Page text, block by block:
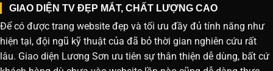
GIAO DIỆN TV ĐẸP MẮT, CHẤT LƯỢNG CAO
Để có được trang website đẹp và tối ưu đầy đủ tính năng như
hiện tại, đội ngũ kỹ thuật của đã bỏ thời gian nghiên cứu rất
lâu. Giao diện Lương Sơn ưu tiên sự thân thiện dễ dùng, bất cứ